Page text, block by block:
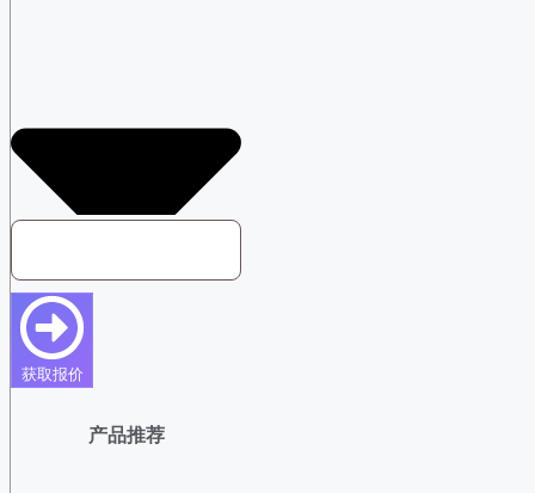
获取报价
产品推荐